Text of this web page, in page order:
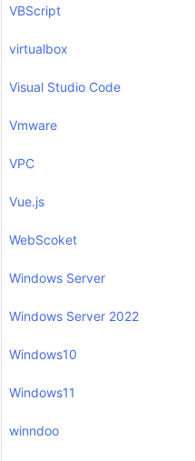
VBScript
virtualbox
Visual Studio Code
Vmware
VPC
Vue.js
WebScoket
Windows Server
Windows Server 2022
Windows10
Windows11
winndoo